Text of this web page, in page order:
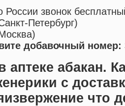
России звонок
Петербург)
добавочный номер:
аптеке абакан.
с
что